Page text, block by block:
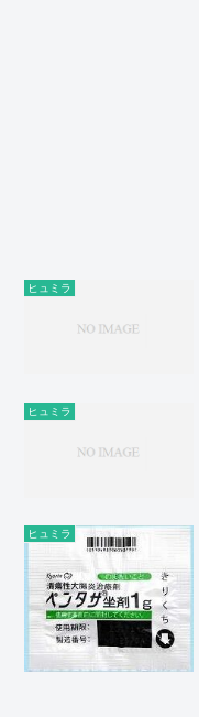
ヒュミラ
ヒュミラ
ヒュミラ